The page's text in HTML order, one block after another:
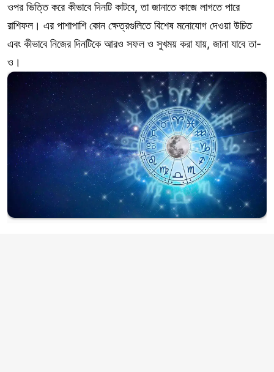
ওপর ভিত্তি করে কীভাবে দিনটি কাটবে, তা জানাতে কাজে লাগতে পারে
রাশিফল। এর পাশাপাশি কোন ক্ষেত্রগুলিতে বিশেষ মনোযোগ দেওয়া উচিত
এবং কীভাবে নিজের দিনটিকে আরও সফল ও সুখময় করা যায়, জানা যাবে তা-
ও।